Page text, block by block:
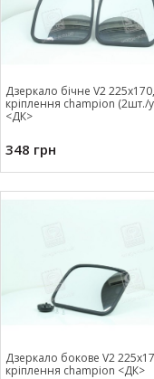
Дзеркало бічне V2 225x170,
крiплення champion (2шт./
<ДК>
348 грн
Дзеркало бокове V2
крiплення champion <ДК>